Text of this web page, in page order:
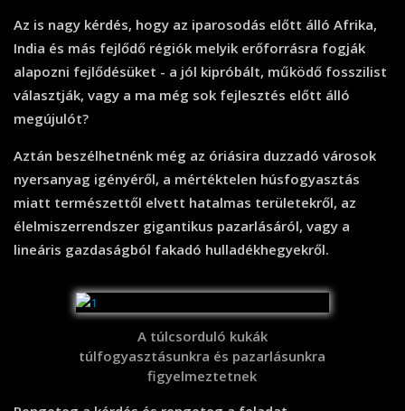
Az is nagy kérdés, hogy az iparosodás előtt álló Afrika,
India és más fejlődő régiók melyik erőforrásra fogják
alapozni fejlődésüket - a jól kipróbált, működő fosszilist
választják, vagy a ma még sok fejlesztés előtt álló
megújulót?
Aztán beszélhetnénk még az óriásira duzzadó városok
nyersanyag igényéről, a mértéktelen húsfogyasztás
miatt természettől elvett hatalmas területekről, az
élelmiszerrendszer gigantikus pazarlásáról, vagy a
lineáris gazdaságból fakadó hulladékhegyekről.
A túlcsorduló kukák
túlfogyasztásunkra és pazarlásunkra
figyelmeztetnek